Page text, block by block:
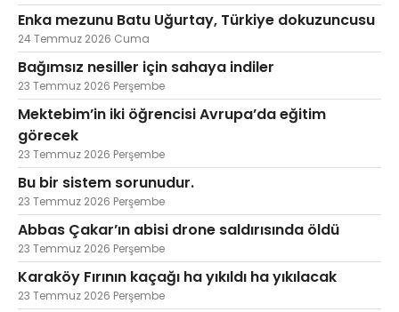
Enka mezunu Batu Uğurtay, Türkiye dokuzuncusu
24 Temmuz 2026 Cuma
Bağımsız nesiller için sahaya indiler
23 Temmuz 2026 Perşembe
Mektebim’in iki öğrencisi Avrupa’da eğitim
görecek
23 Temmuz 2026 Perşembe
Bu bir sistem sorunudur.
23 Temmuz 2026 Perşembe
Abbas Çakar’ın abisi drone saldırısında öldü
23 Temmuz 2026 Perşembe
Karaköy Fırının kaçağı ha yıkıldı ha yıkılacak
23 Temmuz 2026 Perşembe